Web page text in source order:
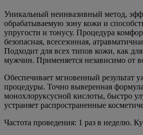
Уникальный неинвазивный метод,
обрабатываемую зону кожи и
упругости и тонусу. Процедура
безопасная, всесезонная,
Подходит для всех типов кожи, как
мужчин. Применяется независимо от
Обеспечивает мгновенный результат
процедуры. Точно выверенная
монохлоруксусной кислоты, быстро
устраняет распространенные
Частота проведения: 1 раз в неделю.